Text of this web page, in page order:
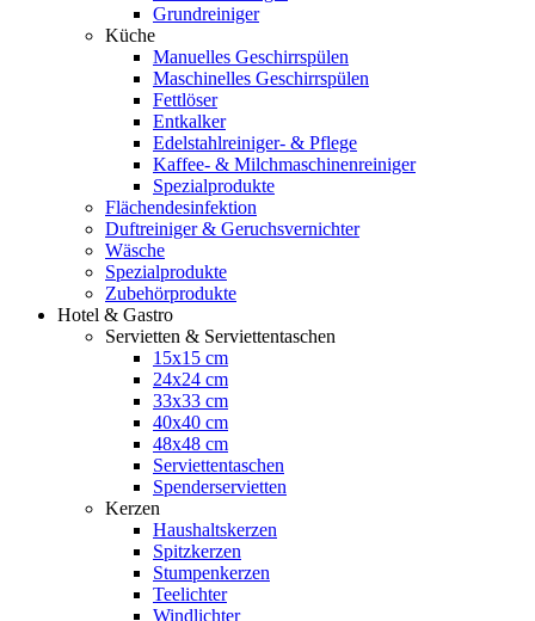
Grundreiniger
Küche
Manuelles Geschirrspülen
Maschinelles Geschirrspülen
Fettlöser
Entkalker
Edelstahlreiniger- & Pflege
Kaffee- & Milchmaschinenreiniger
Spezialprodukte
Flächendesinfektion
Duftreiniger & Geruchsvernichter
Wäsche
Spezialprodukte
Zubehörprodukte
Hotel & Gastro
Servietten & Serviettentaschen
15x15 cm
24x24 cm
33x33 cm
40x40 cm
48x48 cm
Serviettentaschen
Spenderservietten
Kerzen
Haushaltskerzen
Spitzkerzen
Stumpenkerzen
Teelichter
Windlichter